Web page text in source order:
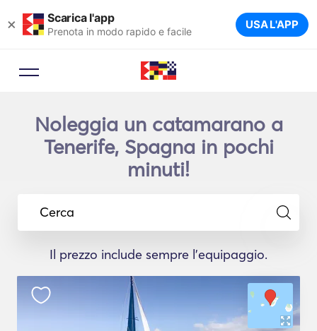
× Scarica l'app
Prenota in modo rapido e facile USA L'APP
Noleggia un catamarano a
Tenerife, Spagna in pochi
minuti!
Cerca
Il prezzo include sempre l'equipaggio.